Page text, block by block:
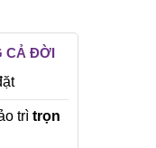
CẢ ĐỜI
trì trọn